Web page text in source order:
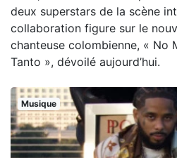
deux superstars de la scène
collaboration figure sur le
chanteuse colombienne, « No
Tanto », dévoilé aujourd’hui.
Musique